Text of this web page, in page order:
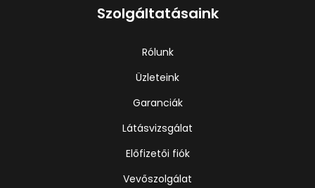
Szolgáltatásaink
Rólunk
Üzleteink
Garanciák
Látásvizsgálat
Előfizetői fiók
Vevőszolgálat